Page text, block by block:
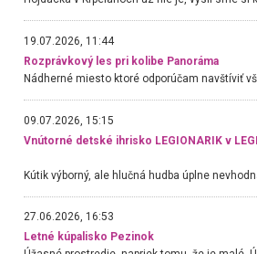
19.07.2026, 11:44
Rozprávkový les pri kolibe Panoráma
09.07.2026, 15:15
Vnútorné detské ihrisko LEGIONARIK v
27.06.2026, 16:53
Letné kúpalisko Pezinok